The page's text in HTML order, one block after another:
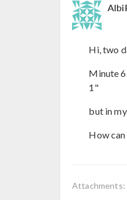
Hi, two
Minute
1"
but in
How
Attachments: